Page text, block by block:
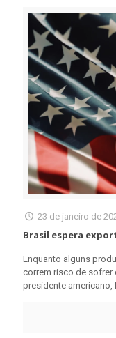
23 de janeiro de
Brasil espera
Enquanto alguns
correm risco de sofrer
presidente americano,